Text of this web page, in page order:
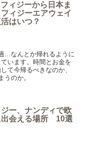
フィジーから日本ま
ィジーエアウェイ
はいつ？
…なんとか帰れるように
います。時間とお金を
て今帰るべきなのか、
のか。
ー、ナンディで欧
出会える場所 10選